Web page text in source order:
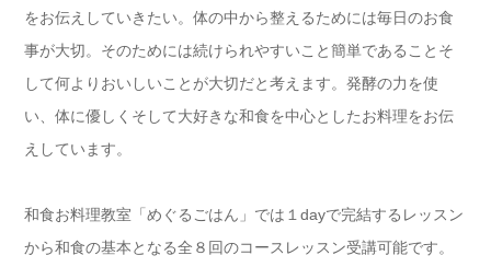
をお伝えしていきたい。体の中から整えるためには毎日のお食
事が大切。そのためには続けられやすいこと簡単であることそ
して何よりおいしいことが大切だと考えます。発酵の力を使
い、体に優しくそして大好きな和食を中心としたお料理をお伝
えしています。
和食お料理教室「めぐるごはん」では１dayで完結するレッスン
から和食の基本となる全８回のコースレッスン受講可能です。